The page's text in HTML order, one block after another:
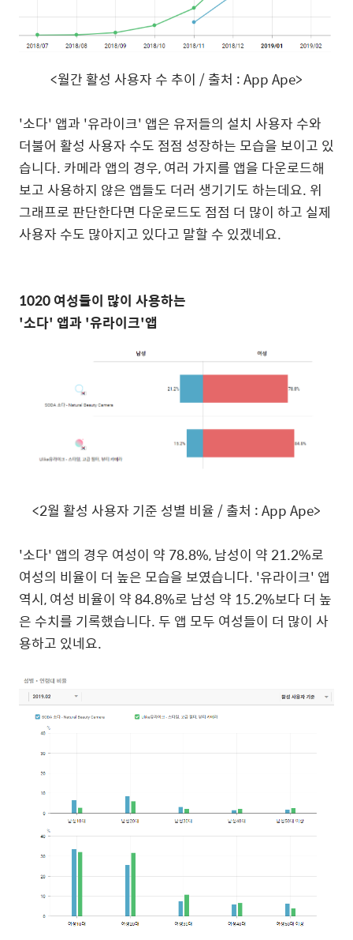
<월간 활성 사용자 수 추이 /출처 : App Ape>
'소다' 앱과 '유라이크' 앱은 유저들의 설치 사용자 수와
더불어 활성 사용자 수도 점점 성장하는 모습을 보이고 있
습니다. 카메라 앱의 경우,여러 가지를 앱을 다운로드해
보고 사용하지 않은 앱들도 더러 생기기도 하는데요. 위
그래프로 판단한다면 다운로드도 점점 더 많이 하고 실제
사용자 수도 많아지고 있다고 말할 수 있겠네요.
1020여성들이 많이 사용하는
'소다' 앱과'유라이크'앱
<2월 활성 사용자 기준 성별 비율 /출처 : App Ape>
'소다' 앱의 경우 여성이 약 78.8%,남성이 약 21.2%로
여성의 비율이 더 높은 모습을 보였습니다. '유라이크' 앱
역시,여성 비율이 약84.8%로 남성 약 15.2%보다 더 높
은 수치를 기록했습니다. 두 앱 모두 여성들이 더 많이 사
용하고 있네요.